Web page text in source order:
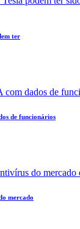
ter
de funcionários
mercado